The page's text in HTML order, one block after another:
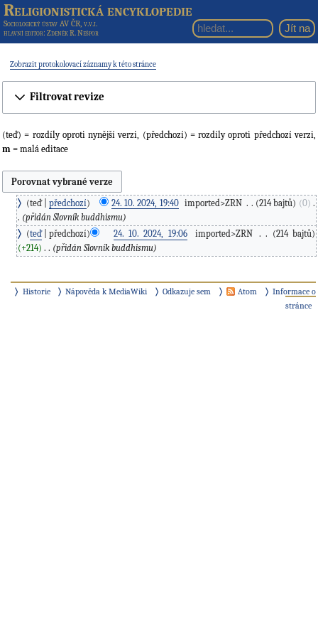
Religionistická encyklopedie
Sociologický ústav AV ČR, v.v.i.
hlavní editor: Zdeněk R. Nešpor
Zobrazit protokolovací záznamy k této stránce
Filtrovat revize
(teď) = rozdíly oproti nynější verzi, (předchozí) = rozdíly oproti předchozí verzi,
m = malá editace
teď předchozí 24. 10. 2024, 19:40‎ imported>ZRN ‎ 214 bajtů 0 ‎
přidán Slovník buddhismu
teď
předchozí 24. 10. 2024, 19:06‎ imported>ZRN ‎
214 bajtů
+214 ‎ přidán Slovník buddhismu
Historie Nápověda k MediaWiki Odkazuje sem Atom
Informace o
stránce